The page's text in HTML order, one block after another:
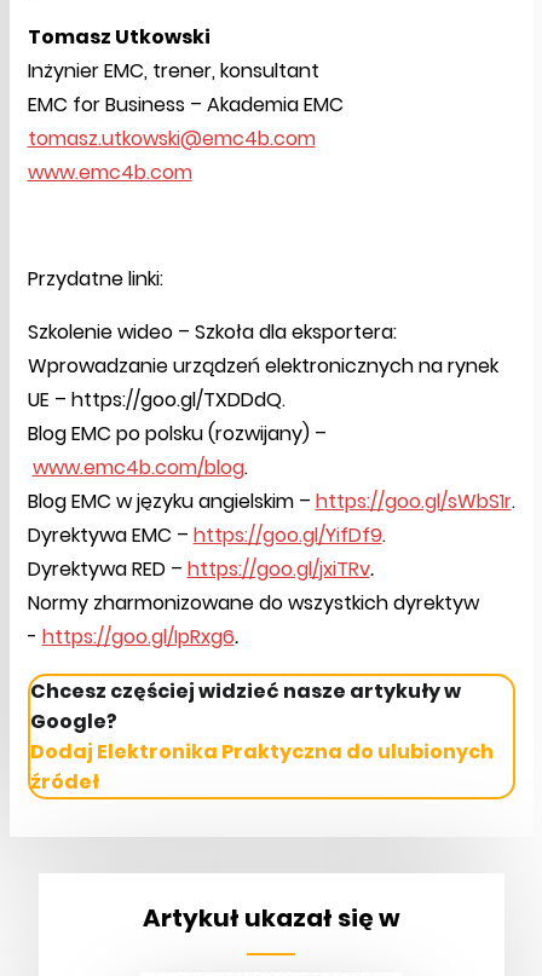
Tomasz Utkowski
Inżynier EMC, trener, konsultant
EMC for Business – Akademia EMC
tomasz.utkowski@emc4b.com
www.emc4b.com
Przydatne linki:
Szkolenie wideo – Szkoła dla eksportera:
Wprowadzanie urządzeń elektronicznych na rynek
UE – https://goo.gl/TXDDdQ.
Blog EMC po polsku (rozwijany) –
www.emc4b.com/blog.
Blog EMC w języku angielskim – https://goo.gl/sWbS1r.
Dyrektywa EMC – https://goo.gl/YifDf9.
Dyrektywa RED – https://goo.gl/jxiTRv.
Normy zharmonizowane do wszystkich dyrektyw
- https://goo.gl/IpRxg6.
Chcesz częściej widzieć nasze artykuły w
Google?
Dodaj Elektronika Praktyczna do ulubionych
źródeł
Artykuł ukazał się w